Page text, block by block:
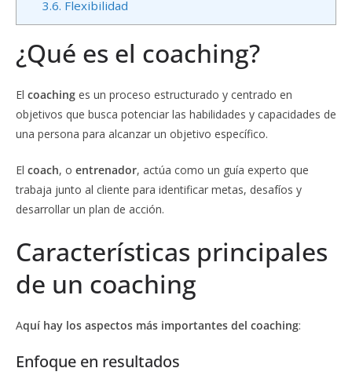
3.6. Flexibilidad
¿Qué es el coaching?
El coaching es un proceso estructurado y centrado en
objetivos que busca potenciar las habilidades y capacidades de
una persona para alcanzar un objetivo específico.
El coach, o entrenador, actúa como un guía experto que
trabaja junto al cliente para identificar metas, desafíos y
desarrollar un plan de acción.
Características principales
de un coaching
Aquí hay los aspectos más importantes del coaching:
Enfoque en resultados